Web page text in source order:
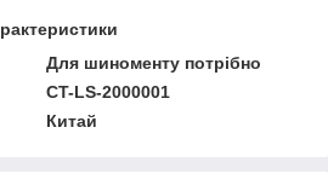
Для шинoменту потрібно
CT-LS-2000001
Китай